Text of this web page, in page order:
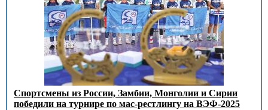
Спортсмены из России, Замбии, Монголии и Сирии
победили на турнире по мас-рестлингу на ВЭФ-2025